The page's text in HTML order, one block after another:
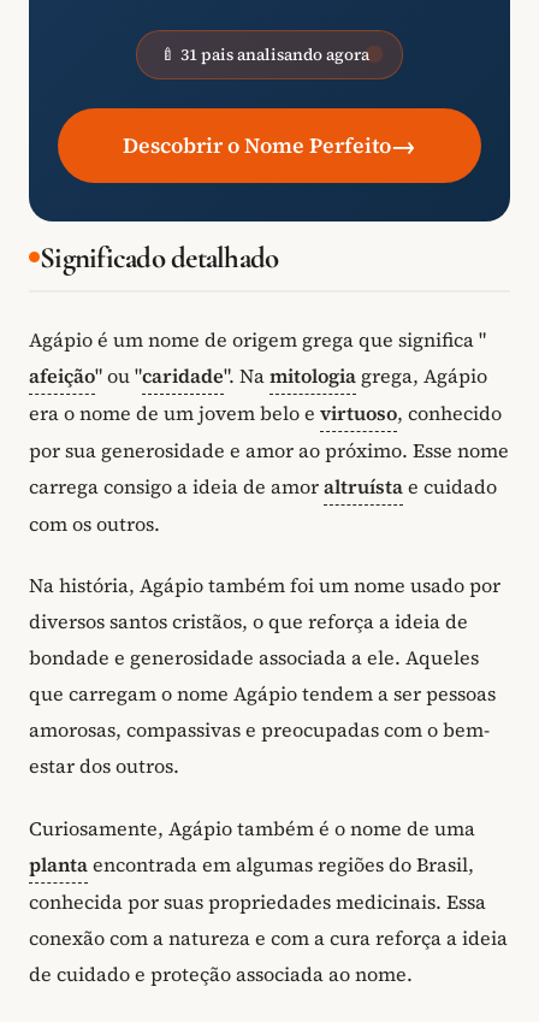
🍼 31 pais analisando agora
Descobrir o Nome Perfeito→
Significado detalhado
Agápio é um nome de origem grega que significa "
afeição" ou "caridade". Namitologia grega, Agápio
era o nome de um jovem belo e virtuoso, conhecido
por sua generosidade e amor ao próximo. Esse nome
carrega consigo a ideia de amoraltruístae cuidado
com os outros.
Na história, Agápio também foi um nome usado por
diversos santos cristãos, o que reforça a ideia de
bondade e generosidade associada a ele. Aqueles
que carregam o nome Agápio tendem a ser pessoas
amorosas, compassivas e preocupadas com o bem-
estar dos outros.
Curiosamente, Agápio também é o nome de uma
plantaencontrada em algumas regiões do Brasil,
conhecida por suas propriedades medicinais. Essa
conexão com a natureza e com a cura reforça a ideia
de cuidado e proteção associada ao nome.